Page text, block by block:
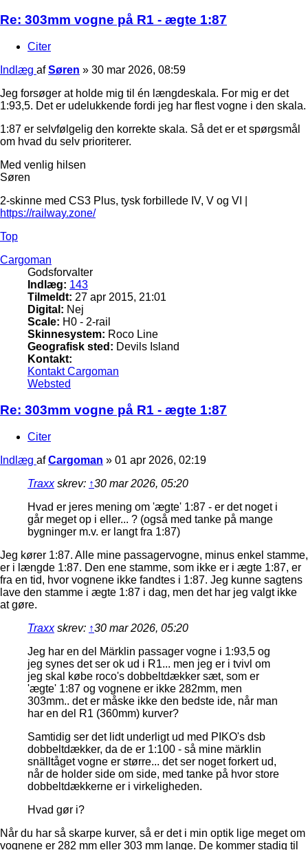
Re: 303mm vogne på R1 - ægte 1:87
Citer
Indlæg afSøren » 30 mar 2026, 08:59
Jeg forsøger at holde mig til én længdeskala. For mig er det
1:93,5. Det er udelukkende fordi jeg har flest vogne i den skala.
1:87 er selvfølgelig den korrekte skala. Så det er et spørgsmål
om hvad du selv prioriterer.
Med venlig hilsen
Søren
2-skinne med CS3 Plus, tysk forbillede IV, V og VI |
https://railway.zone/
Top
Cargoman
Godsforvalter
Indlæg: 143
Tilmeldt: 27 apr 2015, 21:01
Digital: Nej
Scale: H0 - 2-rail
Skinnesystem: Roco Line
Geografisk sted: Devils Island
Kontakt:
Kontakt Cargoman
Websted
Re: 303mm vogne på R1 - ægte 1:87
Citer
Indlæg afCargoman » 01 apr 2026, 02:19
Traxxskrev: ↑30 mar 2026, 05:20
Hvad er jeres mening om 'ægte' 1:87 - er det noget i
går meget op i eller... ? (også med tanke på mange
bygninger m.v. er langt fra 1:87)
Jeg kører 1:87. Alle mine passagervogne, minus enkel stamme,
er i længde 1:87. Den ene stamme, som ikke er i ægte 1:87, er
fra en tid, hvor vognene ikke fandtes i 1:87. Jeg kunne sagtens
lave den stamme i ægte 1:87 i dag, men det har jeg valgt ikke
at gøre.
Traxxskrev: ↑30 mar 2026, 05:20
Jeg har en del Märklin passager vogne i 1:93,5 og
jeg synes det ser ok ud i R1... men jeg er i tvivl om
jeg skal købe roco's dobbeltdækker sæt, som er
'ægte' 1:87 og vognene er ikke 282mm, men
303mm.. det er måske ikke den bedste ide, når man
har en del R1 (360mm) kurver?
Samtidig ser det lidt underligt ud med PIKO's dsb
dobbeltdækker, da de er 1:100 - så mine märklin
snälltåget vogne er større... det ser noget forkert ud,
når de holder side om side, med tanke på hvor store
dobbeltdækkerne er i virkeligheden.
Hvad gør i?
Når du har så skarpe kurver, så er det i min optik lige meget om
vognene er 282 mm eller 303 mm lange. De kommer stadig til